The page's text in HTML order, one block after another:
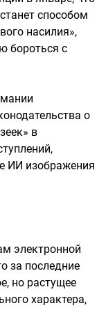
способом
насилия»,
бороться с
о
в
ИИ изображения
электронной
за последние
но растущее
характера,